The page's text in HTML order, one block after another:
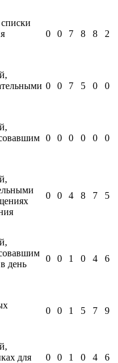
0 0 7 8 8 2
0 0 7 5 0 0
0 0 0 0 0 0
0 0 4 8 7 5
день
0 0 1 0 4 6
0 0 1 5 7 9
для
0 0 1 0 4 6